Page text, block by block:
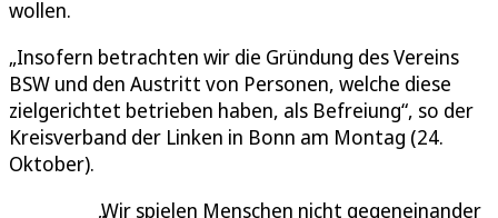
wollen.
„Insofern betrachten wir die Gründung des Vereins
BSW und den Austritt von Personen, welche diese
zielgerichtet betrieben haben, als Befreiung“, so der
Kreisverband der Linken in Bonn am Montag (24.
Oktober).
Wir spielen Menschen nicht gegeneinander